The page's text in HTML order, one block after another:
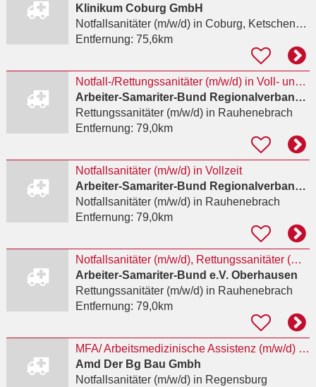
Klinikum Coburg GmbH
Notfallsanitäter (m/w/d)in Coburg, Ketschendorf
Entfernung: 75,6km
Notfall-/Rettungssanitäter (m/w/d) in Voll- und Teilzeit
Arbeiter-Samariter-Bund Regionalverband Würzburg-Mainfranken e.V.
Rettungssanitäter (m/w/d)in Rauhenebrach
Entfernung: 79,0km
Notfallsanitäter (m/w/d) in Vollzeit
Arbeiter-Samariter-Bund Regionalverband Würzburg-Mainfranken e.V.
Notfallsanitäter (m/w/d)in Rauhenebrach
Entfernung: 79,0km
Notfallsanitäter (m/w/d), Rettungssanitäter (m/w/d)
Arbeiter-Samariter-Bund e.V. Oberhausen
Rettungssanitäter (m/w/d)in Rauhenebrach
Entfernung: 79,0km
MFA/ Arbeitsmedizinische Assistenz (m/w/d) befristet auf 2 Jahre
Amd Der Bg Bau Gmbh
Notfallsanitäter (m/w/d)in Regensburg